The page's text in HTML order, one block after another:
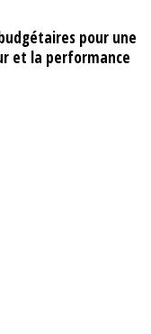
pour une
et la performance